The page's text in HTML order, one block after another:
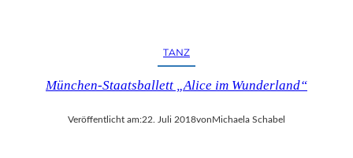
TANZ
München-Staatsballett „Alice im Wunderland“
Veröffentlicht am:22. Juli 2018von Michaela Schabel